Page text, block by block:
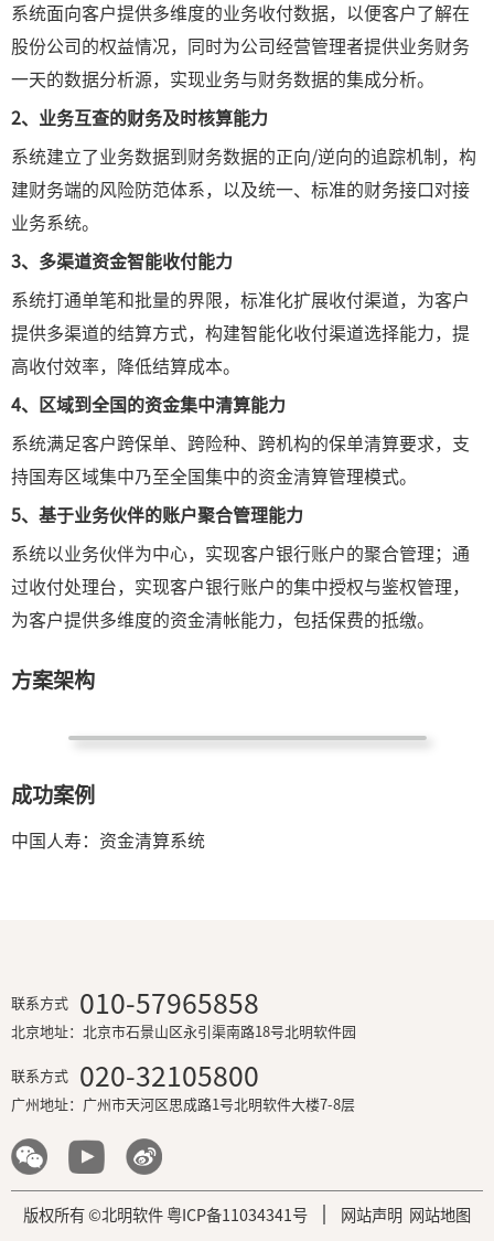
系统面向客户提供多维度的业务收付数据，以便客户了解在
股份公司的权益情况，同时为公司经营管理者提供业务财务
一天的数据分析源，实现业务与财务数据的集成分析。
2、 业务互查的财务及时核算能力
系统建立了业务数据到财务数据的正向/逆向的追踪机制，构
建财务端的风险防范体系，以及统一、标准的财务接口对接
业务系统。
3、 多渠道资金智能收付能力
系统打通单笔和批量的界限，标准化扩展收付渠道，为客户
提供多渠道的结算方式，构建智能化收付渠道选择能力，提
高收付效率，降低结算成本。
4、 区域到全国的资金集中清算能力
系统满足客户跨保单、跨险种、跨机构的保单清算要求，支
持国寿区域集中乃至全国集中的资金清算管理模式。
5、 基于业务伙伴的账户聚合管理能力
系统以业务伙伴为中心，实现客户银行账户的聚合管理；通
过收付处理台，实现客户银行账户的集中授权与鉴权管理，
为客户提供多维度的资金清帐能力，包括保费的抵缴。
方案架构
成功案例
中国人寿：资金清算系统